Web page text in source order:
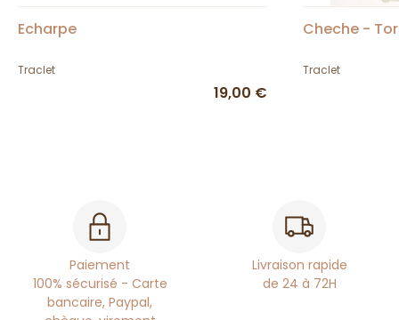
Echarpe
Traclet
19,00 €
Cheche -
Traclet
Paiement
100% sécurisé - Carte
bancaire, Paypal,
Livraison rapide
de 24 à 72H